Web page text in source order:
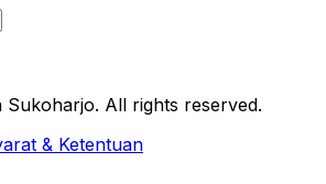
Sukoharjo. All rights reserved.
& Ketentuan